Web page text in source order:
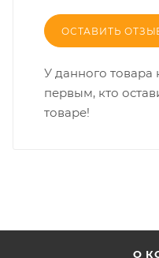
ОСТАВИТЬ
У данного товара
первым, кто
товаре!
О